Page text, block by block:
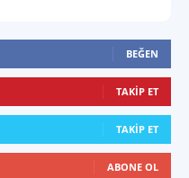
BEĞEN
TAKIP ET
TAKIP ET
ABONE OL